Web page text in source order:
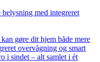
med integreret
gøre dit hjem både mere
overvågning og smart
i sindet – alt samlet i ét